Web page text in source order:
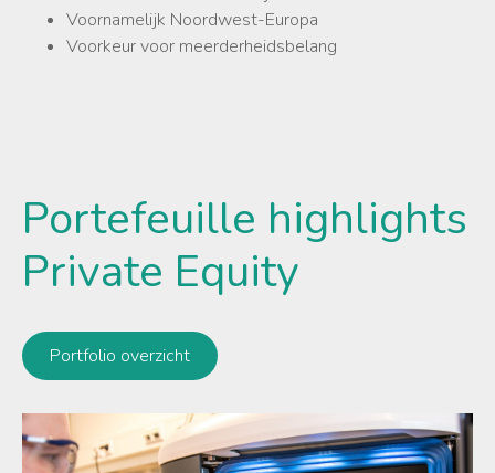
Voornamelijk Noordwest-Europa
Voorkeur voor meerderheidsbelang
Portefeuille highlights
Private Equity
Portfolio overzicht